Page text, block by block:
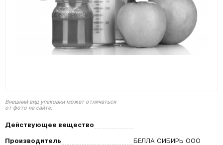
Внешний вид упаковки может отличаться
от фото на сайте.
Действующее вещество
Производитель
БЕЛЛА СИБИРЬ ООО